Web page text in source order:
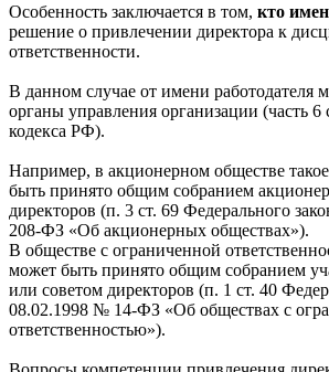
Особенность заключается в том, кто
решение о привлечении директора к
ответственности.
В данном случае от имени работодателя
органы управления организации (часть 6
кодекса РФ).
Например, в акционерном обществе
быть принято общим собранием
директоров (п. 3 ст. 69 Федерального
208-ФЗ «Об акционерных обществах»).
В обществе с ограниченной
может быть принято общим собранием
или советом директоров (п. 1 ст. 40
08.02.1998 № 14-ФЗ «Об обществах с
ответственностью»).